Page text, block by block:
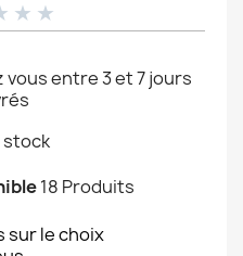
★ ★
vous entre 3 et 7 jours
stock
18 Produits
sur le choix